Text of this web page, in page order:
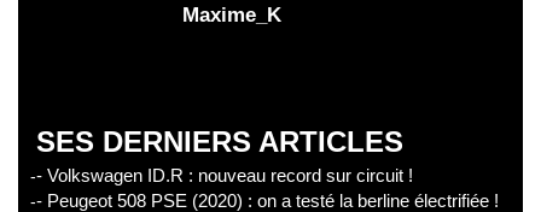
Maxime_K
SES DERNIERS ARTICLES
- Volkswagen ID.R : nouveau record sur circuit !
- Peugeot 508 PSE (2020) : on a testé la berline électrifiée !